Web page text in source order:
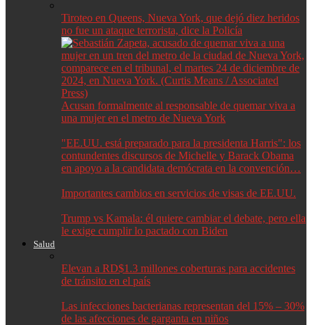
Tiroteo en Queens, Nueva York, que dejó diez heridos
no fue un ataque terrorista, dice la Policía
Acusan formalmente al responsable de quemar viva a
una mujer en el metro de Nueva York
"EE.UU. está preparado para la presidenta Harris": los
contundentes discursos de Michelle y Barack Obama
en apoyo a la candidata demócrata en la convención…
Importantes cambios en servicios de visas de EE.UU.
Trump vs Kamala: él quiere cambiar el debate, pero ella
le exige cumplir lo pactado con Biden
Salud
Elevan a RD$1.3 millones coberturas para accidentes
de tránsito en el país
Las infecciones bacterianas representan del 15% – 30%
de las afecciones de garganta en niños